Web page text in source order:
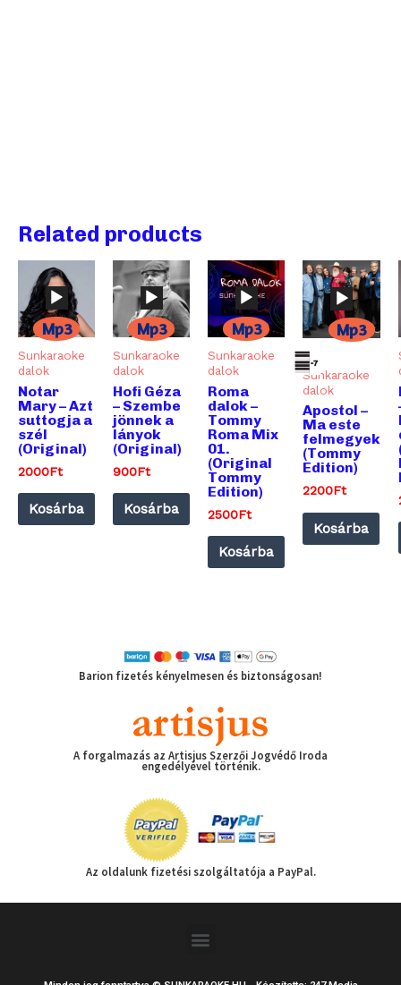
Related products
Mp3
Sunkaraoke
dalok
Audió
lejátszó
Notar
Mary – Azt
suttogja a
szél
(Original)
2000Ft
Kosárba
Mp3
Sunkaraoke
dalok
Audió
lejátszó
Hofi Géza
– Szembe
jönnek a
lányok
(Original)
900Ft
Kosárba
Mp3
Sunkaraoke
dalok
Audió
lejátszó
Roma
dalok –
Tommy
Roma Mix
01.
(Original
Tommy
Edition)
2500Ft
Kosárba
Mp3
Sunkaraoke
dalok
Audió
lejátszó
Apostol –
Ma este
felmegyek
(Tommy
Edition)
2200Ft
Kosárba
Barion fizetés kényelmesen és biztonságosan!
A forgalmazás az Artisjus Szerzői Jogvédő Iroda
engedélyével történik.
Az oldalunk fizetési szolgáltatója a PayPal.
Menu